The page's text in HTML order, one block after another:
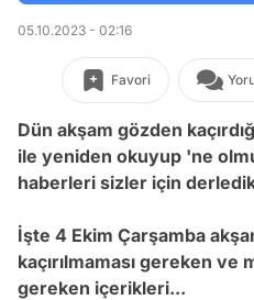
05.10.2023 - 02:16
Favori
Dün akşam gözden
ile yeniden okuyup 'ne
haberleri sizler için
İşte 4 Ekim Çarşamba
kaçırılmaması gereken ve
gereken içerikleri...